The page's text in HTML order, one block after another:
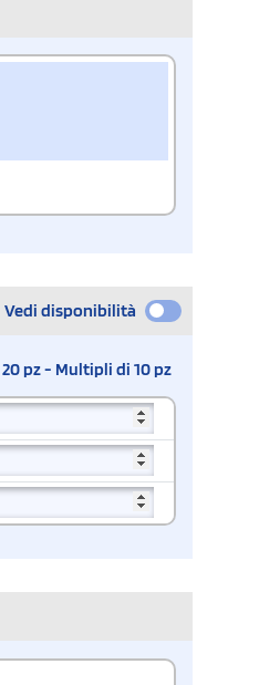
Vedi disponibilità
20 pz - Multipli di 10 pz